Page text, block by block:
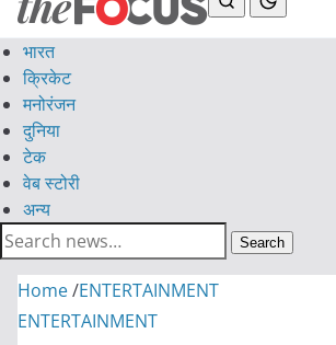
भारत
क्रिकेट
मनोरंजन
दुनिया
टेक
वेब स्टोरी
अन्य
Search
Home/ENTERTAINMENT
ENTERTAINMENT